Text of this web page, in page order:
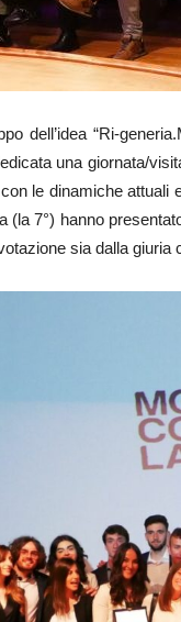
dell’idea “Ri-
una giornata/
le dinamiche
(la 7°) hanno
sia dalla giuria